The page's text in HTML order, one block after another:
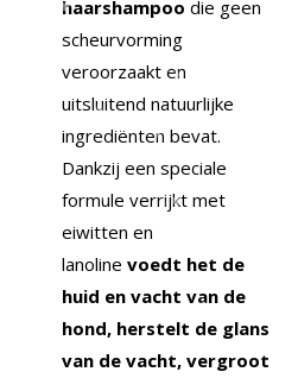
haarshampoo die geen
scheurvorming
veroorzaakt en
uitsluitend natuurlijke
ingrediënten bevat.
Dankzij een speciale
formule verrijkt met
eiwitten en
lanoline voedt het de
huid en vacht van de
hond, herstelt de glans
van de vacht, vergroot